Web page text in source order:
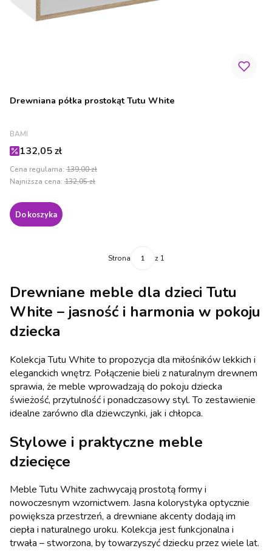
Drewniana półka prostokąt Tutu White
PRODUCENT
BAMI
Cena promocyjna
132,05 zł
Cena regularna: 139,00 zł
Najniższa cena: 132,05 zł
Do koszyka
Strona z 1
Drewniane meble dla dzieci Tutu
White – jasność i harmonia w pokoju
dziecka
Kolekcja Tutu White to propozycja dla miłośników lekkich i
eleganckich wnętrz. Połączenie bieli z naturalnym drewnem
sprawia, że meble wprowadzają do pokoju dziecka
świeżość, przytulność i ponadczasowy styl. To zestawienie
idealne zarówno dla dziewczynki, jak i chłopca.
Stylowe i praktyczne meble
dziecięce
Meble Tutu White zachwycają prostotą formy i
nowoczesnym wzornictwem. Jasna kolorystyka optycznie
powiększa przestrzeń, a drewniane akcenty dodają im
ciepła i naturalnego uroku. Kolekcja jest funkcjonalna i
trwała – stworzona, by towarzyszyć dziecku przez wiele lat.